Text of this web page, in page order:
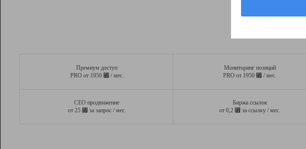
Премиум доступ
PRO от 1950 ⃏ / мес.
Мониторинг позиций
PRO от 1950 ⃏ / мес.
СЕО продвижение
от 25 ⃏ за запрос / мес.
Биржа ссылок
от 0,2 ⃏ за ссылку / мес.